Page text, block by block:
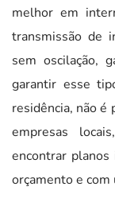
melhor em
transmissão de
sem oscilação,
garantir esse
residência, não
empresas
encontrar
orçamento e